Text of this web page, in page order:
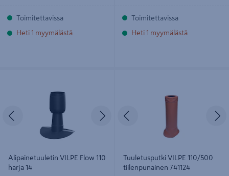
Toimitettavissa
Heti 1 myymälästä
Toimitettavissa
Heti 1 myymälästä
Edellinen Seuraava
Alipainetuuletin VILPE Flow 110
harja 14
Tuuletusputki VILPE 110/500
tiilenpunainen 741124